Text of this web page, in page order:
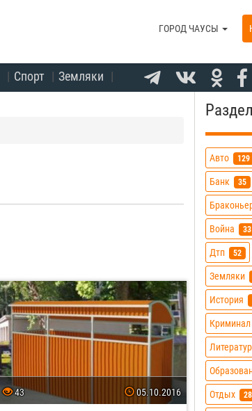
Спорт Земляки
ГОРОД ЧАУСЫ
43 05.10.2016
Авто 129
Банк 35
Война 33
Дтп 52
Земляки
История
Криминал
Отдых 28